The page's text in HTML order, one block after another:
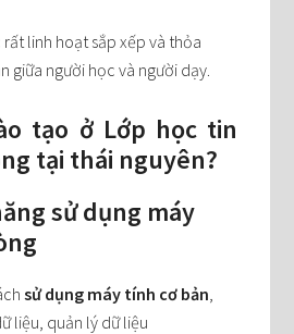
linh hoạt sắp xếp và thỏa
giữa người học và người dạy.
tạo ở Lớp học tin
tại thái nguyên?
sử dụng máy
sử dụng máy tính cơ bản
liệu, quản lý dữ liệu